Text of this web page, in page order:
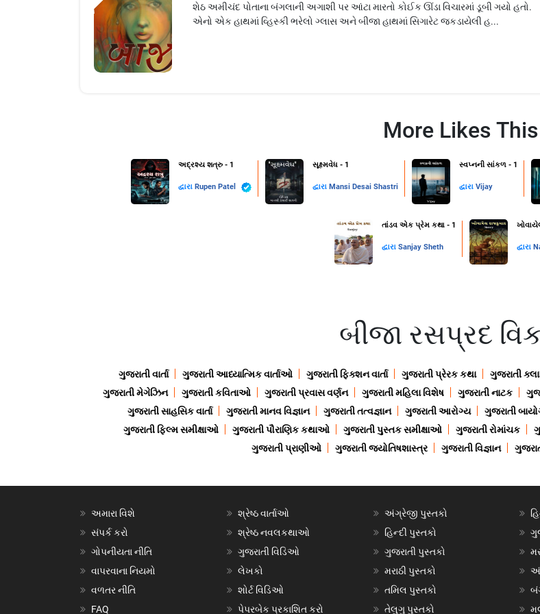
શેઠ અમીચંદ પોતાના બંગલાની અગાશી પર આંટા મારતો કોઈક ઊંડા વિચારમાં ડૂબી ગયો હતો.
એનો એક હાથમાં વ્હિસ્કી ભરેલો ગ્લાસ અને બીજા હાથમાં સિગારેટ જકડાયેલી હ...
More Likes This
અદ્રશ્ય શત્રુ - 1
દ્વારા Rupen Patel
સૂક્ષ્મવેધ - 1
દ્વારા Mansi Desai Shastri
સ્વપ્નની સાંકળ - 1
દ્વારા Vijay
તાંડવ એક પ્રેમ કથા - 1
દ્વારા Sanjay Sheth દ્વારા
બીજા રસપ્રદ
ગુજરાતી વાર્તા ગુજરાતી આધ્યાત્મિક વાર્તાઓ ગુજરાતી ફિક્શન વાર્તા ગુજરાતી પ્રેરક કથા ગુજરાતી
ગુજરાતી મેગેઝિન
ગુજરાતી કવિતાઓ ગુજરાતી પ્રવાસ વર્ણન ગુજરાતી મહિલા વિશેષ ગુજરાતી નાટક
ગુજરાતી સાહસિક વાર્તા
ગુજરાતી માનવ વિજ્ઞાન ગુજરાતી તત્વજ્ઞાન ગુજરાતી આરોગ્ય ગુજરાતી
ગુજરાતી ફિલ્મ સમીક્ષાઓ
ગુજરાતી પૌરાણિક કથાઓ ગુજરાતી પુસ્તક સમીક્ષાઓ ગુજરાતી રોમાંચક
ગુજરાતી પ્રાણીઓ
ગુજરાતી જ્યોતિષશાસ્ત્ર ગુજરાતી વિજ્ઞાન
અમારા વિશે
સંપર્ક કરો
ગોપનીયતા નીતિ
વાપરવાના નિયમો
વળતર નીતિ
FAQ
શ્રેષ્ઠ વાર્તાઓ
શ્રેષ્ઠ નવલકથાઓ
ગુજરાતી વિડિઓ
લેખકો
શોર્ટ વિડિઓ
પેપરબેક પ્રકાશિત કરો
અંગ્રેજી પુસ્તકો
હિન્દી પુસ્તકો
ગુજરાતી પુસ્તકો
મરાઠી પુસ્તકો
તમિલ પુસ્તકો
તેલુગુ પુસ્તકો